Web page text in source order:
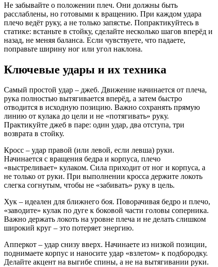
Не забывайте о положении плеч. Они должны быть
расслаблены, но готовыми к вращению. При каждом удара
плечо ведёт руку, а не только запястье. Попрактикуйтесь в
статике: встаньте в стойку, сделайте несколько шагов вперёд и
назад, не меняя баланса. Если чувствуете, что падаете,
поправьте ширину ног или угол наклона.
Ключевые удары и их техника
Самый простой удар – джеб. Движение начинается от плеча,
рука полностью вытягивается вперёд, а затем быстро
отводится в исходную позицию. Важно сохранять прямую
линию от кулака до цели и не «потягивать» руку.
Практикуйте джеб в паре: один удар, два отступа, три
возврата в стойку.
Кросс – удар правой (или левой, если левша) руки.
Начинается с вращения бедра и корпуса, плечо
«выстреливает» кулаком. Сила приходит от ног и корпуса, а
не только от руки. При выполнении кросса держите локоть
слегка согнутым, чтобы не «забивать» руку в цель.
Хук – идеален для ближнего боя. Поворачивая бедро и плечо,
«заводите» кулак по дуге к боковой части головы соперника.
Важно держать локоть на уровне плеча и не делать слишком
широкий круг – это потеряет энергию.
Апперкот – удар снизу вверх. Начинаете из низкой позиции,
поднимаете корпус и наносите удар «взлетом» к подбородку.
Делайте акцент на выгибе спины, а не на вытягивании руки.